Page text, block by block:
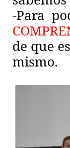
-Para
de que
mismo.